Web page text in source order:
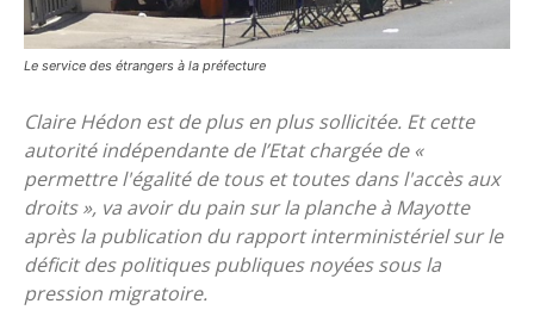
Le service des étrangers à la préfecture
Claire Hédon est de plus en plus sollicitée. Et cette
autorité indépendante de l’Etat chargée de «
permettre l'égalité de tous et toutes dans l'accès aux
droits », va avoir du pain sur la planche à Mayotte
après la publication du rapport interministériel sur le
déficit des politiques publiques noyées sous la
pression migratoire.